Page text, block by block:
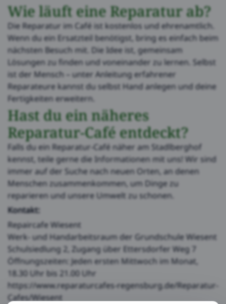
Wie läuft eine Reparatur ab?
Die Reparatur im Café ist kostenlos und ehrenamtlich.
Wenn du ein Ersatzteil benötigst, bring es einfach beim
nächsten Besuch mit. Die Idee ist, gemeinsam
Lösungen zu finden und voneinander zu lernen. Selbst
ist der Mensch – unter Anleitung erfahrener
Reparateure kannst du selbst Hand anlegen und deine
Fertigkeiten erweitern.
Hast du ein näheres
Reparatur-Café entdeckt?
Falls du ein Reparatur-Café näher am Stadlberghof
kennst, teile gerne die Informationen mit uns! Wir sind
immer auf der Suche nach neuen Orten, an denen
Menschen zusammenkommen, um Dinge zu
reparieren und unsere Umwelt zu schonen.
Kontakt:
Repaircafe Wiesent
Werk- und Handarbeitsraum der Grundschule Wiesent
Schulsiedlung 2, Zugang über Ettersdorfer Weg 7
Öffnungszeiten: Jeden ersten Mittwoch im Monat,
18.30 Uhr bis 21.00 Uhr
https://www.reparaturcafes-regensburg.de/Reparatur-
Cafes/Wiesent